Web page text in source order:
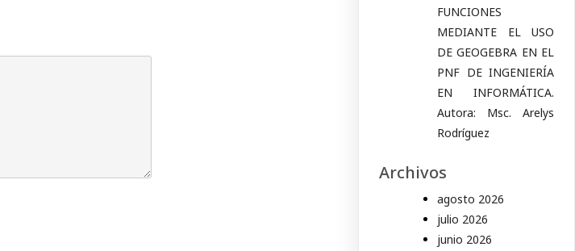
FUNCIONES
MEDIANTE EL USO
DE GEOGEBRA EN EL
PNF DE INGENIERÍA
EN INFORMÁTICA.
Autora: Msc. Arelys
Rodríguez
Archivos
agosto 2026
julio 2026
junio 2026